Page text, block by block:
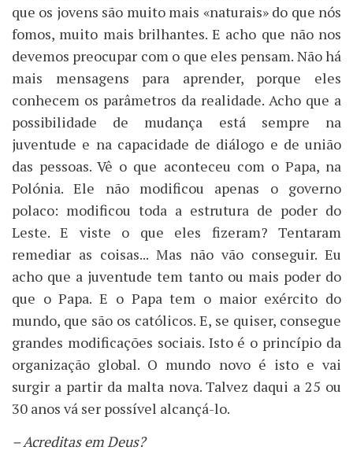
que os jovens são muito mais «naturais» do que nós
fomos, muito mais brilhantes. E acho que não nos
devemos preocupar com o que eles pensam. Não há
mais mensagens para aprender, porque eles
conhecem os parâmetros da realidade. Acho que a
possibilidade de mudança está sempre na
juventude e na capacidade de diálogo e de união
das pessoas. Vê o que aconteceu com o Papa, na
Polónia. Ele não modificou apenas o governo
polaco: modificou toda a estrutura de poder do
Leste. E viste o que eles fizeram? Tentaram
remediar as coisas... Mas não vão conseguir. Eu
acho que a juventude tem tanto ou mais poder do
que o Papa. E o Papa tem o maior exército do
mundo, que são os católicos. E, se quiser, consegue
grandes modificações sociais. Isto é o princípio da
organização global. O mundo novo é isto e vai
surgir a partir da malta nova. Talvez daqui a 25 ou
30 anos vá ser possível alcançá-lo.
– Acreditas em Deus?